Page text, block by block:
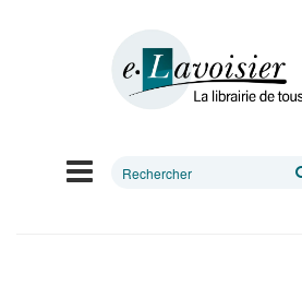
Rechercher